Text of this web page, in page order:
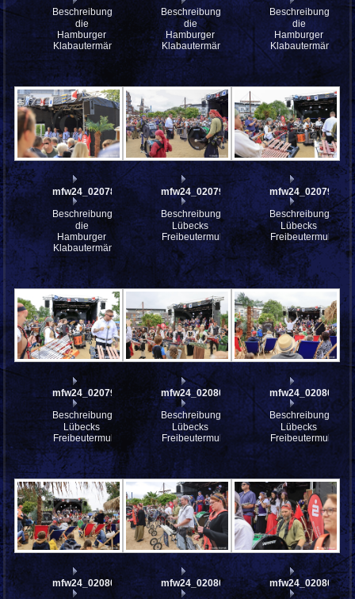
Beschreibung:
die
Hamburger
Klabautermänner
Beschreibung:
die
Hamburger
Klabautermänner
Beschreibung:
die
Hamburger
Klabautermänner
mfw24_0207884
Beschreibung:
die
Hamburger
Klabautermänner
mfw24_0207955
Beschreibung:
Lübecks
Freibeutermukke
mfw24_0207954
Beschreibung:
Lübecks
Freibeutermukke
mfw24_0207953
Beschreibung:
Lübecks
Freibeutermukke
mfw24_0208027
Beschreibung:
Lübecks
Freibeutermukke
mfw24_0208025
Beschreibung:
Lübecks
Freibeutermukke
mfw24_0208024
mfw24_0208023
mfw24_0208022